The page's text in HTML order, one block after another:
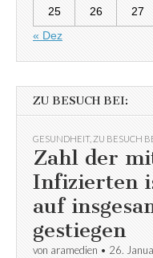
25 26 27
« Dez
ZU BESUCH BEI:
GESUNDHEIT, ZU BESUCH
Zahl der
Infizierten
auf
gestiegen
von aramedien • 26.